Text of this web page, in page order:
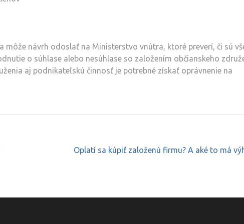
môže návrh odoslať na Ministerstvo vnútra, ktoré preverí, či sú
o súhlase alebo nesúhlase so založením občianskeho
aj podnikateľskú činnosť je potrebné získať oprávnenie na
Oplatí sa kúpiť založenú firmu? A aké to má